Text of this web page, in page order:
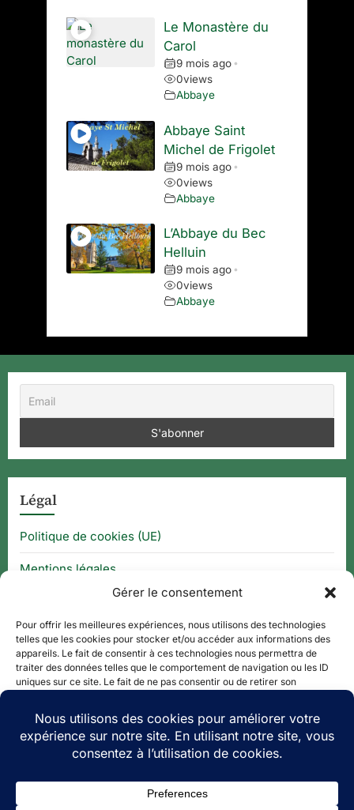
Gérer le consentement
Pour offrir les meilleures expériences, nous utilisons des technologies
telles que les cookies pour stocker et/ou accéder aux informations des
appareils. Le fait de consentir à ces technologies nous permettra de
traiter des données telles que le comportement de navigation ou les ID
uniques sur ce site. Le fait de ne pas consentir ou de retirer son
Accepter
Refuser
Le Monastère du
Carol
9 mois ago •
0views
Abbaye
Abbaye Saint
Michel de Frigolet
9 mois ago •
0views
Abbaye
L’Abbaye du Bec
Helluin
9 mois ago •
0views
Abbaye
Légal
Politique de cookies (UE)
Mentions légales
Thématique
QUE FAIRE À ?